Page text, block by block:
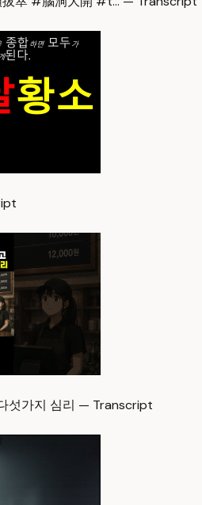
섯가지 심리 — Transcript